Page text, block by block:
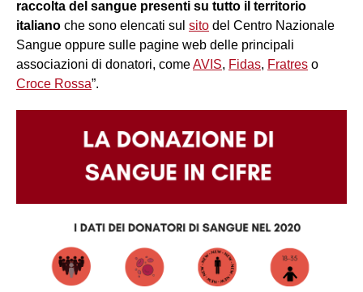
raccolta del sangue presenti su tutto il territorio
italiano che sono elencati sul sito del Centro Nazionale
Sangue oppure sulle pagine web delle principali
associazioni di donatori, comeAVIS, Fidas, Fratres o
Croce Rossa”.